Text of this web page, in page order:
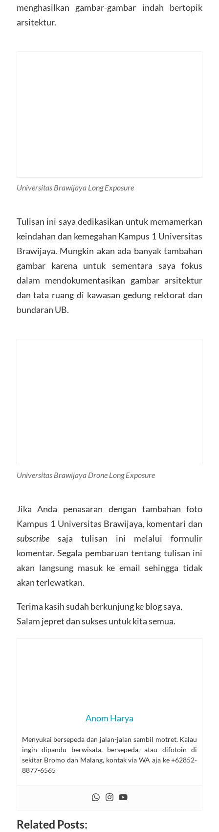
menghasilkan gambar-gambar indah bertopik
arsitektur.
Universitas Brawijaya Long Exposure
Tulisan ini saya dedikasikan untuk memamerkan
keindahan dan kemegahan Kampus 1 Universitas
Brawijaya. Mungkin akan ada banyak tambahan
gambar karena untuk sementara saya fokus
dalam mendokumentasikan gambar arsitektur
dan tata ruang di kawasan gedung rektorat dan
bundaran UB.
Universitas Brawijaya Drone Long Exposure
Jika Anda penasaran dengan tambahan foto
Kampus 1 Universitas Brawijaya, komentari dan
subscribesaja tulisan ini melalui formulir
komentar. Segala pembaruan tentang tulisan ini
akan langsung masuk ke email sehingga tidak
akan terlewatkan.
Terima kasih sudah berkunjung ke blog saya,
Salam jepret dan sukses untuk kita semua.
Anom Harya
Menyukai bersepeda dan jalan-jalan sambil motret. Kalau
ingin dipandu berwisata, bersepeda, atau difotoin di
sekitar Bromo dan Malang, kontak via WA aja ke +62852-
8877-6565
Related Posts: